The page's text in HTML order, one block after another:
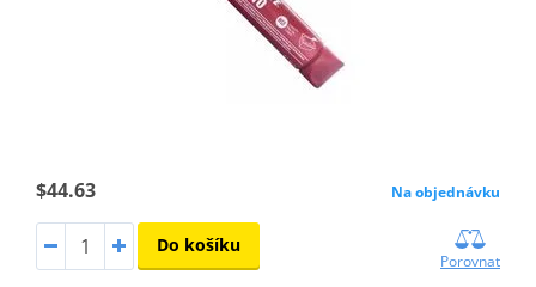
$44.63 Na objednávku
Do košíku
Porovnat